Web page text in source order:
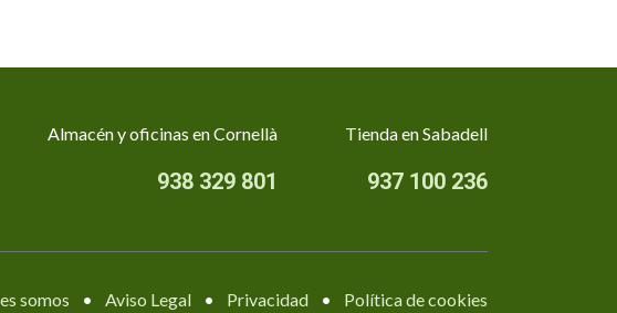
Almacén y oficinas en Cornellà
938 329 801
Tienda en Sabadell
937 100 236
somos • Aviso Legal • Privacidad • Política de cookies